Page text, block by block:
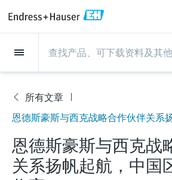
现场仪表
流量
液体分析
流量
电磁流量计
超声波流量计
物位测量
雷达物位测量
导波雷达物位测量
液体分析
pH电极和变送器
浊度传感器和变送器
温度测量
温度变送器
保护套管
压力测量
绝压和表压测量
选购全部
系统产品
数据管理仪&数据记录仪
电源和安全栅
光学分析
TDLAS和QF分析仪
排放监测解决方案
Netilion IIoT
Netilion Value
Netilion Analytics
服务产品
Project and commissioning services
仪表维护
Project and commissioning
services
仪表调试服务
Industrial Project Management
技术支持服务
远程技术支持
Process Instrumentation Courses
仪表维护
验证服务
预防性维护服务
仪表性能优化服务
校准报告分析
动态现场仪表评价和分析服务
行业应用
食品与饮料
石油与天然气：促进能源转型，实
支持
快速获取服务支持！
技术支持中心 —— Endress+Hauser提供全方
下载区
搜索和下载技术手册, 宣传资料, 出版物, 软
公司
Endress+Hauser集团
集团实力
Endress+Hauser集团
公司概况
恩德斯豪斯科技中国
生产中心
物位和压力测量
Endress+Hauser 液体分析
集团实力
过程安全性
过程自动化项目流程
新闻与案例
新闻与案例总览
新闻稿
活动和培训
培训
展览会
您的Endress+Hauser职业生
涯
Explore open positions
在Endress+Hauser工作
司
所有文章
恩德斯豪斯与西克战
关系扬帆起航，中国